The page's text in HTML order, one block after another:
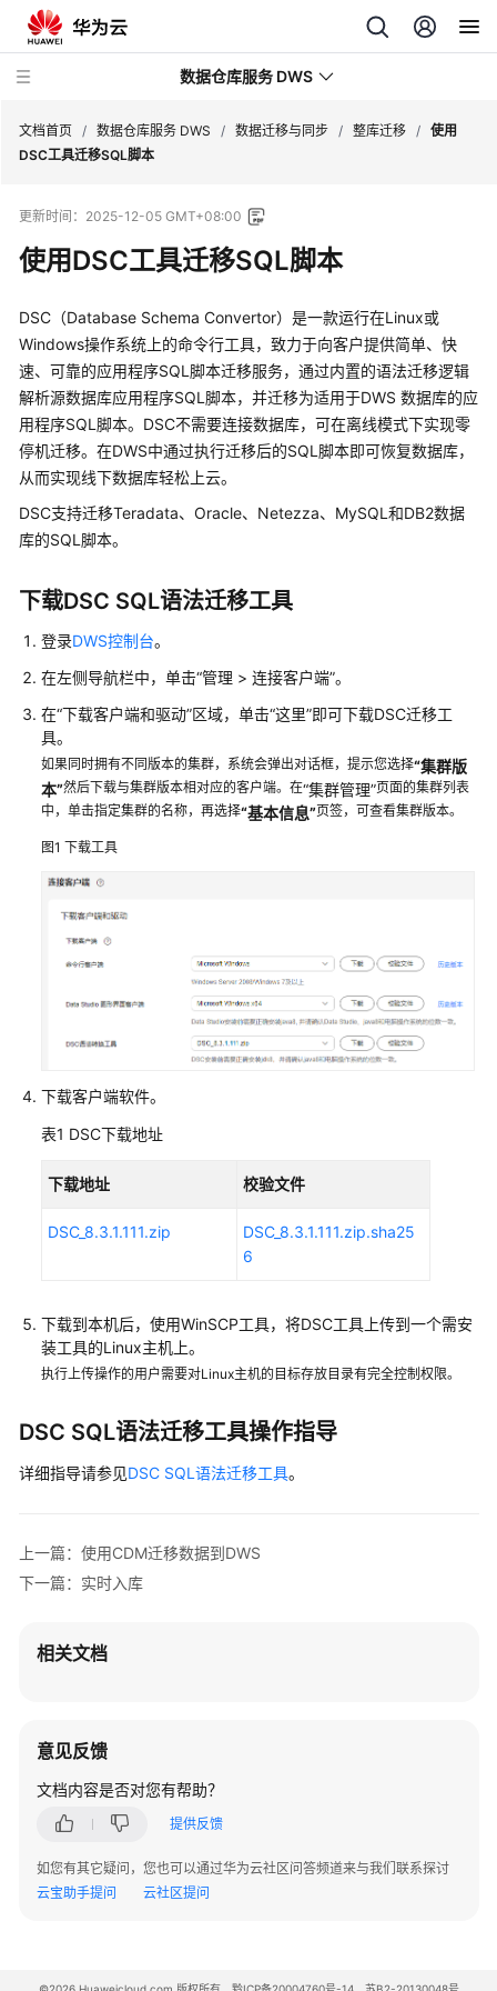
数据仓库服务 DWS
新
动
态
服
务
公
告
产
品
绍
费
明
速
入
门
用
户
据
移
同
数
据
到
数
据
射
关
导
据
整
库
移
文档首页 / 数据仓库服务 DWS / 数据迁移与同步 / 整库迁移 / 使用
DSC工具迁移SQL脚本
更新时间： 2025-12-05 GMT+08:00
使用DSC工具迁移SQL脚本
DSC（Database Schema Convertor）是一款运行在Linux或
Windows操作系统上的命令行工具，致力于向客户提供简单、快
速、可靠的应用程序SQL脚本迁移服务，通过内置的语法迁移逻辑
解析源数据库应用程序SQL脚本，并迁移为适用于DWS 数据库的应
用程序SQL脚本。DSC不需要连接数据库，可在离线模式下实现零
停机迁移。在DWS中通过执行迁移后的SQL脚本即可恢复数据库，
从而实现线下数据库轻松上云。
DSC支持迁移Teradata、Oracle、Netezza、MySQL和DB2数据
库的SQL脚本。
下载DSC SQL语法迁移工具
登录DWS控制台。
在左侧导航栏中，单击“管理 > 连接客户端”。
在“下载客户端和驱动”区域，单击“这里”即可下载DSC迁移工
具。
如果同时拥有不同版本的集群，系统会弹出对话框，提示您选择“集群版
本”然后下载与集群版本相对应的客户端。在“集群管理”页面的集群列表
中，单击指定集群的名称，再选择“基本信息”页签，可查看集群版本。
图1 下载工具
下载客户端软件。
表1 DSC下载地址
下载地址 校验文件
DSC_8.3.1.111.zip
DSC_8.3.1.111.zip.sha25
6
下载到本机后，使用WinSCP工具，将DSC工具上传到一个需安
装工具的Linux主机上。
执行上传操作的用户需要对Linux主机的目标存放目录有完全控制权限。
DSC SQL语法迁移工具操作指导
详细指导请参见DSC SQL语法迁移工具。
上一篇：使用CDM迁移数据到DWS
下一篇：实时入库
相关文档
意见反馈
文档内容是否对您有帮助？
提供反馈
如您有其它疑问，您也可以通过华为云社区问答频道来与我们联系探讨
云宝助手提问
云社区提问